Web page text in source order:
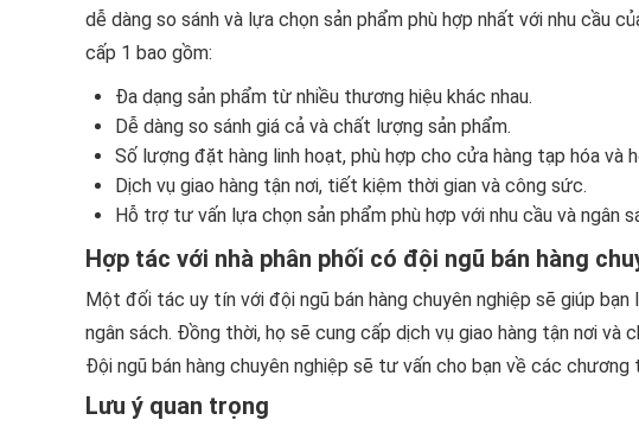
dễ dàng so sánh và lựa chọn sản phẩm phù hợp nhất với nhu cầu
cấp 1 bao gồm:
Đa dạng sản phẩm từ nhiều thương hiệu khác nhau.
Dễ dàng so sánh giá cả và chất lượng sản phẩm.
Số lượng đặt hàng linh hoạt, phù hợp cho cửa hàng tạp hóa và
Dịch vụ giao hàng tận nơi, tiết kiệm thời gian và công sức.
Hỗ trợ tư vấn lựa chọn sản phẩm phù hợp với nhu cầu và ngân
Hợp tác với nhà phân phối có đội ngũ bán hàng
Một đối tác uy tín với đội ngũ bán hàng chuyên nghiệp sẽ giúp bạn
ngân sách. Đồng thời, họ sẽ cung cấp dịch vụ giao hàng tận nơi và
Đội ngũ bán hàng chuyên nghiệp sẽ tư vấn cho bạn về các chương
Lưu ý quan trọng